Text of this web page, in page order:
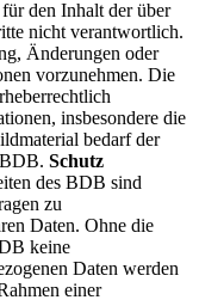
den Inhalt der über
nicht verantwortlich.
Änderungen oder
vorzunehmen. Die
insbesondere die
bedarf der
Schutz
des BDB sind
zu
Daten. Ohne die
keine
Daten werden
einer